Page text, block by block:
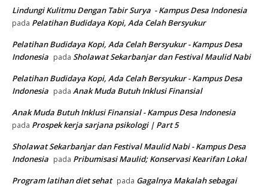
Lindungi Kulitmu Dengan Tabir Surya - Kampus Desa Indonesia
pada Pelatihan Budidaya Kopi, Ada Celah Bersyukur
Pelatihan Budidaya Kopi, Ada Celah Bersyukur - Kampus Desa
Indonesia pada Sholawat Sekarbanjar dan Festival Maulid Nabi
Pelatihan Budidaya Kopi, Ada Celah Bersyukur - Kampus Desa
Indonesia pada Anak Muda Butuh Inklusi Finansial
Anak Muda Butuh Inklusi Finansial - Kampus Desa Indonesia
pada Prospek kerja sarjana psikologi | Part 5
Sholawat Sekarbanjar dan Festival Maulid Nabi - Kampus Desa
Indonesia pada Pribumisasi Maulid; Konservasi Kearifan Lokal
Program latihan diet sehat pada Gagalnya Makalah sebagai